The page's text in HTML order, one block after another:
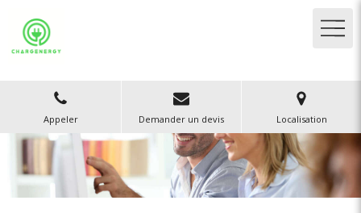
Appeler Demander un devis Localisation